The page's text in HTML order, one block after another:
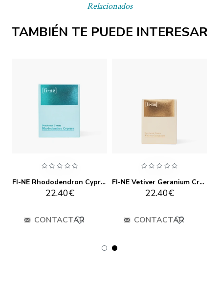
Relacionados
TAMBIÉN TE PUEDE INTERESAR
FI-NE Rhododendron Cypress Crema Desodorante
22.40€
CONTACTAR
FI-NE Vetiver Geranium Crema Desodorante
22.40€
CONTACTAR